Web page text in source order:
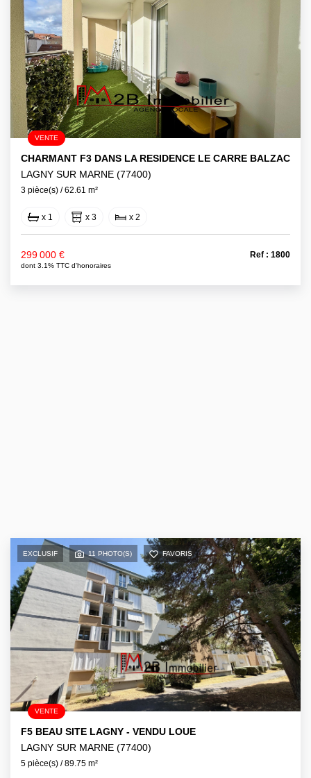
VENTE
CHARMANT F3 DANS LA RESIDENCE LE CARRE BALZAC
LAGNY SUR MARNE (77400)
3 pièce(s) / 62.61 m²
x 1 x 3 x 2
299 000 €
dont 3.1% TTC d'honoraires
Ref : 1800
EXCLUSIF 11 PHOTO(S) FAVORIS
VENTE
F5 BEAU SITE LAGNY - VENDU LOUE
LAGNY SUR MARNE (77400)
5 pièce(s) / 89.75 m²